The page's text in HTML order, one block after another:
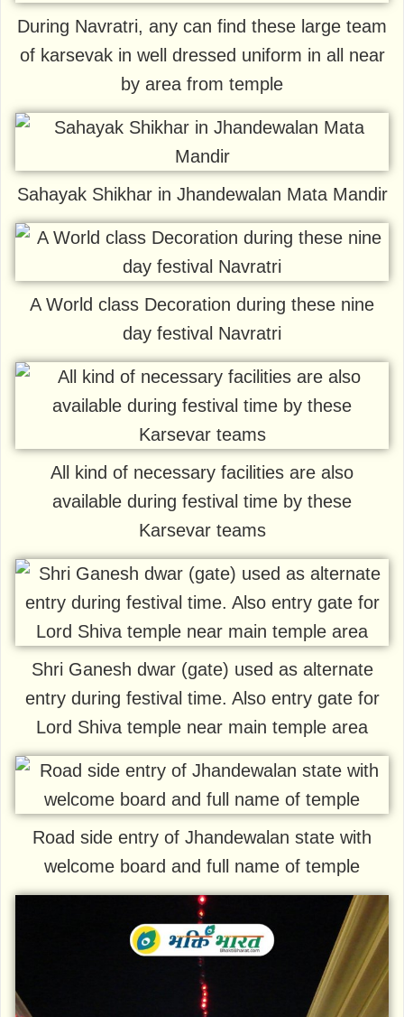
During Navratri, any can find these large team
of karsevak in well dressed uniform in all near
by area from temple
Sahayak Shikhar in Jhandewalan Mata Mandir
A World class Decoration during these nine
day festival Navratri
All kind of necessary facilities are also
available during festival time by these
Karsevar teams
Shri Ganesh dwar (gate) used as alternate
entry during festival time. Also entry gate for
Lord Shiva temple near main temple area
Road side entry of Jhandewalan state with
welcome board and full name of temple